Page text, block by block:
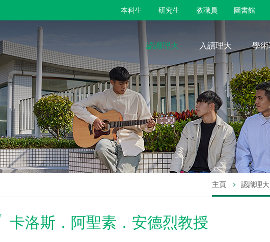
本科生 研究生 教職員 圖書館
認識理大 入讀理大 學
主頁 認識理大
卡洛斯．阿聖素．安德烈教授